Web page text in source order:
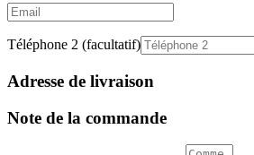
Email
Téléphone 2 (facultatif)
Adresse de livraison
Note de la commande